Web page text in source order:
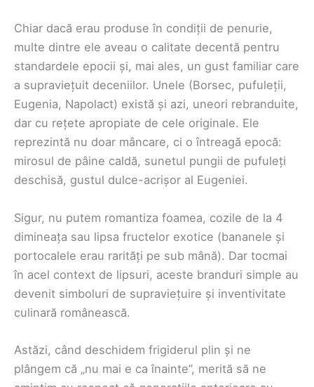
Chiar dacă erau produse în condiții de penurie,
multe dintre ele aveau o calitate decentă pentru
standardele epocii și, mai ales, un gust familiar care
a supraviețuit deceniilor. Unele (Borsec, pufuleții,
Eugenia, Napolact) există și azi, uneori rebranduite,
dar cu rețete apropiate de cele originale. Ele
reprezintă nu doar mâncare, ci o întreagă epocă:
mirosul de pâine caldă, sunetul pungii de pufuleți
deschisă, gustul dulce-acrișor al Eugeniei.
Sigur, nu putem romantiza foamea, cozile de la 4
dimineața sau lipsa fructelor exotice (bananele și
portocalele erau rarități pe sub mână). Dar tocmai
în acel context de lipsuri, aceste branduri simple au
devenit simboluri de supraviețuire și inventivitate
culinară românească.
Astăzi, când deschidem frigiderul plin și ne
plângem că „nu mai e ca înainte”, merită să ne